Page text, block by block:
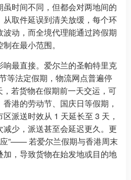
时间不同，但都会对两地间的
取件延误到清关放缓，每个环
动，而全境代理能通过跨假期
在最小范围。
最直接。爱尔兰的圣帕特里克
等法定假期，物流网点普遍停
若货物在假期前一天交运，可
港的劳动节、国庆日等假期，
派送时效从 1 天延长至 3 天，
少，派送甚至会延迟更久。更
”—— 若爱尔兰假期与香港周末
，导致货物在始发地或目的地